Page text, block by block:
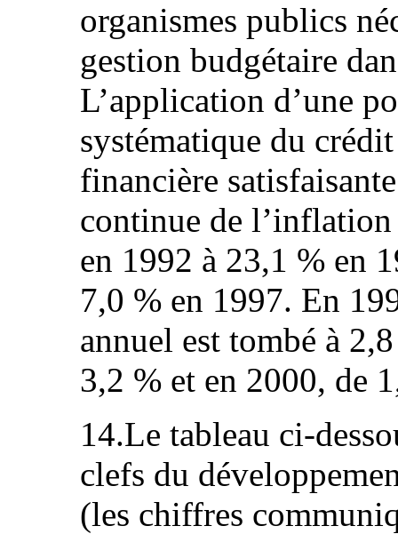
organismes publics
gestion budgétaire
L’application d’une
systématique du
financière
continue de
en 1992 à 23,1 % en
7,0 % en 1997. En
annuel est tombé à
3,2 % et en 2000, de
14.Le tableau
clefs du
(les chiffres